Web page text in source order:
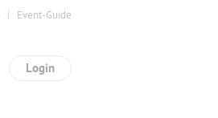
Event-Guide
Login